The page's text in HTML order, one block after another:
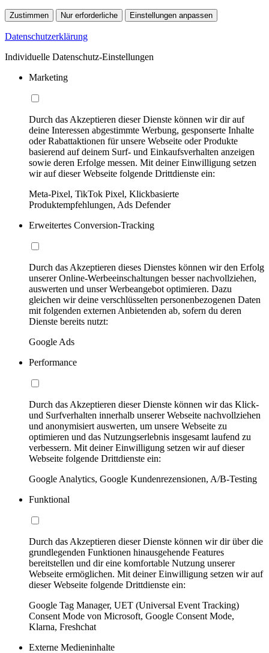
Zustimmen Nur erforderliche Einstellungen anpassen
Datenschutzerklärung
Individuelle Datenschutz-Einstellungen
Marketing
Durch das Akzeptieren dieser Dienste können wir dir auf
deine Interessen abgestimmte Werbung, gesponserte Inhalte
oder Rabattaktionen für unsere Webseite oder Produkte
basierend auf deinem Surf- und Einkaufsverhalten anzeigen
sowie deren Erfolge messen. Mit deiner Einwilligung setzen
wir auf dieser Webseite folgende Drittdienste ein:
Meta-Pixel, TikTok Pixel, Klickbasierte
Produktempfehlungen, Ads Defender
Erweitertes Conversion-Tracking
Durch das Akzeptieren dieses Dienstes können wir den Erfolg
unserer Online-Werbeeinschaltungen besser nachvollziehen,
auswerten und unser Werbeangebot optimieren. Dazu
gleichen wir deine verschlüsselten personenbezogenen Daten
mit folgenden externen Anbietenden ab, sofern du deren
Dienste bereits nutzt:
Google Ads
Performance
Durch das Akzeptieren dieser Dienste können wir das Klick-
und Surfverhalten innerhalb unserer Webseite nachvollziehen
und anonymisiert auswerten, um unsere Webseite zu
optimieren und das Nutzungserlebnis insgesamt laufend zu
verbessern. Mit deiner Einwilligung setzen wir auf dieser
Webseite folgende Drittdienste ein:
Google Analytics, Google Kundenrezensionen, A/B-Testing
Funktional
Durch das Akzeptieren dieser Dienste können wir dir über die
grundlegenden Funktionen hinausgehende Features
bereitstellen und dir eine komfortable Nutzung unserer
Webseite ermöglichen. Mit deiner Einwilligung setzen wir auf
dieser Webseite folgende Drittdienste ein:
Google Tag Manager, UET (Universal Event Tracking)
Consent Mode von Microsoft, Google Consent Mode,
Klarna, Freshchat
Externe Medieninhalte